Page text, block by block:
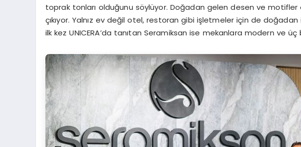
toprak tonları olduğunu söylüyor. Doğadan gelen desen ve motifler
çıkıyor. Yalnız ev değil otel, restoran gibi işletmeler için de
ilk kez UNICERA’da tanıtan Seramiksan ise mekanlara modern ve